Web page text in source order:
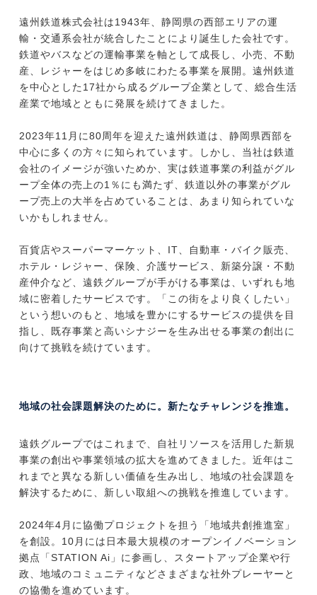
遠州鉄道株式会社は1943年、静岡県の西部エリアの運
輸・交通系会社が統合したことにより誕生した会社です。
鉄道やバスなどの運輸事業を軸として成長し、小売、不動
産、レジャーをはじめ多岐にわたる事業を展開。遠州鉄道
を中心とした17社から成るグループ企業として、総合生活
産業で地域とともに発展を続けてきました。
2023年11月に80周年を迎えた遠州鉄道は、静岡県西部を
中心に多くの方々に知られています。しかし、当社は鉄道
会社のイメージが強いためか、実は鉄道事業の利益がグル
ープ全体の売上の1％にも満たず、鉄道以外の事業がグル
ープ売上の大半を占めていることは、あまり知られていな
いかもしれません。
百貨店やスーパーマーケット、IT、自動車・バイク販売、
ホテル・レジャー、保険、介護サービス、新築分譲・不動
産仲介など、遠鉄グループが手がける事業は、いずれも地
域に密着したサービスです。「この街をより良くしたい」
という想いのもと、地域を豊かにするサービスの提供を目
指し、既存事業と高いシナジーを生み出せる事業の創出に
向けて挑戦を続けています。
地域の社会課題解決のために。新たなチャレンジを推進。
遠鉄グループではこれまで、自社リソースを活用した新規
事業の創出や事業領域の拡大を進めてきました。近年はこ
れまでと異なる新しい価値を生み出し、地域の社会課題を
解決するために、新しい取組への挑戦を推進しています。
2024年4月に協働プロジェクトを担う「地域共創推進室」
を創設。10月には日本最大規模のオープンイノベーション
拠点「STATION Ai」に参画し、スタートアップ企業や行
政、地域のコミュニティなどさまざまな社外プレーヤーと
の協働を進めています。